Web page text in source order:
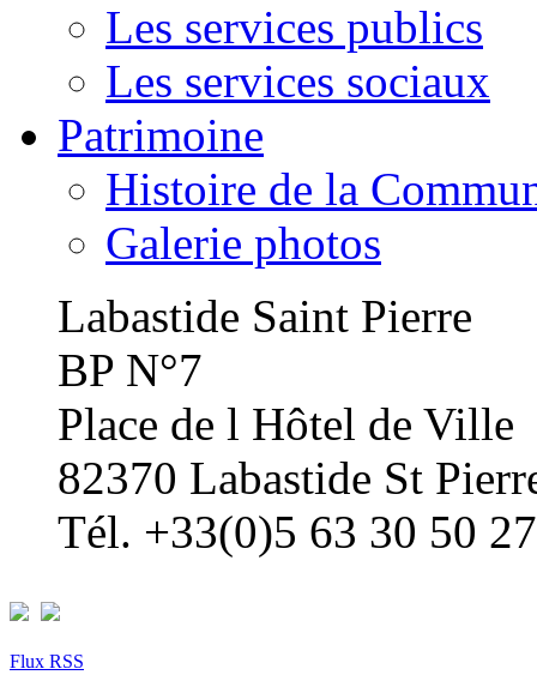
Les services publics
Les services sociaux
Patrimoine
Histoire de la
Galerie photos
Labastide Saint Pierre
BP N°7
Place de l Hôtel de Ville
82370 Labastide St
Tél. +33(0)5 63 30 50 27
Flux RSS